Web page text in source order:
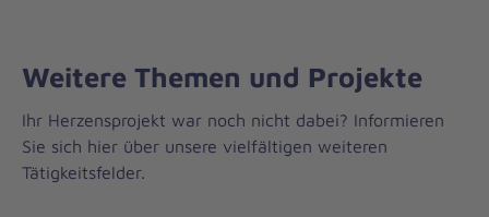
Weitere Themen und Projekte
Ihr Herzensprojekt war noch nicht dabei? Informieren
Sie sich hier über unsere vielfältigen weiteren
Tätigkeitsfelder.